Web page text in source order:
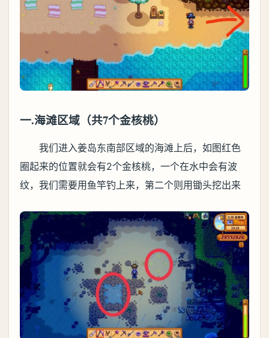
一.海滩区域（共7个金核桃）
我们进入姜岛东南部区域的海滩上后，如图红色
圈起来的位置就会有2个金核桃，一个在水中会有波
纹，我们需要用鱼竿钓上来，第二个则用锄头挖出来